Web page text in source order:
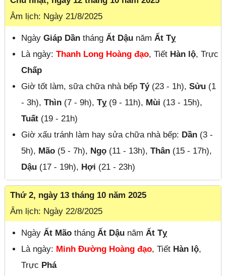
Âm lịch: Ngày 21/8/2025
NgàyGiáp Dần thángẤt Dậu nămẤt Tỵ
Là ngày:Thanh Long Hoàng đạo, Tiết Hàn lộ, Trực
Chấp
Giờ tốt làm, sữa chữa nhà bếpTý(23 - 1h),Sửu (1
- 3h),Thìn (7 - 9h),Tỵ(9 - 11h), Mùi (13 - 15h),
Tuất (19 - 21h)
Giờ xấu tránh làm hay sửa chữa nhà bếp: Dần (3 -
5h), Mão (5 - 7h), Ngọ (11 - 13h),Thân (15 - 17h),
Dậu (17 - 19h), Hợi (21 - 23h)
Thứ 2, ngày 13 tháng 10 năm 2025
Âm lịch: Ngày 22/8/2025
NgàyẤt Mão thángẤt Dậu nămẤt Tỵ
Là ngày: Minh Đường Hoàng đạo, Tiết Hàn lộ,
Trực Phá